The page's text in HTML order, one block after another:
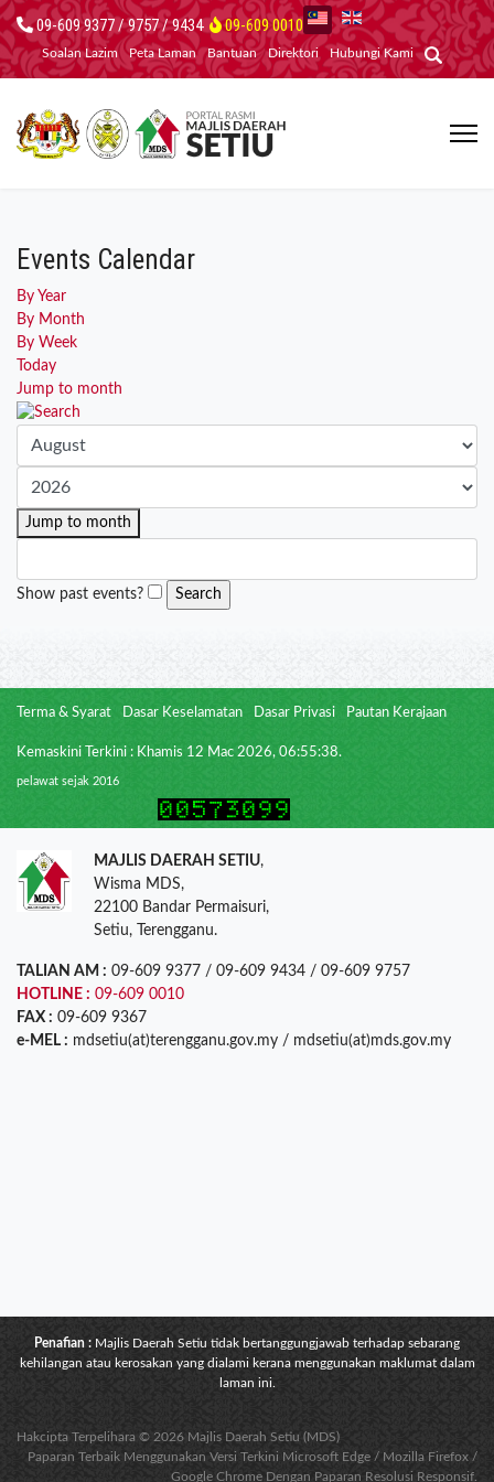
09-609 9377 / 9757 / 9434 09-609 0010
Soalan Lazim Peta Laman Bantuan Direktori Hubungi Kami
Events Calendar
By Year
By Month
By Week
Today
Jump to month
Jump to month
Show past events?
Terma & Syarat Dasar Keselamatan Dasar Privasi Pautan Kerajaan
Kemaskini Terkini : Khamis 12 Mac 2026, 06:55:38.
pelawat sejak 2016
MAJLIS DAERAH SETIU,
Wisma MDS,
22100 Bandar Permaisuri,
Setiu, Terengganu.
TALIAN AM : 09-609 9377 / 09-609 9434 / 09-609 9757
HOTLINE : 09-609 0010
FAX : 09-609 9367
e-MEL : mdsetiu(at)terengganu.gov.my / mdsetiu(at)mds.gov.my
Penafian : Majlis Daerah Setiu tidak bertanggungjawab terhadap sebarang
kehilangan atau kerosakan yang dialami kerana menggunakan maklumat dalam
laman ini.
Hakcipta Terpelihara © 2026 Majlis Daerah Setiu (MDS)
Paparan Terbaik Menggunakan Versi Terkini Microsoft Edge / Mozilla Firefox /
Google Chrome Dengan Paparan Resolusi Responsif.